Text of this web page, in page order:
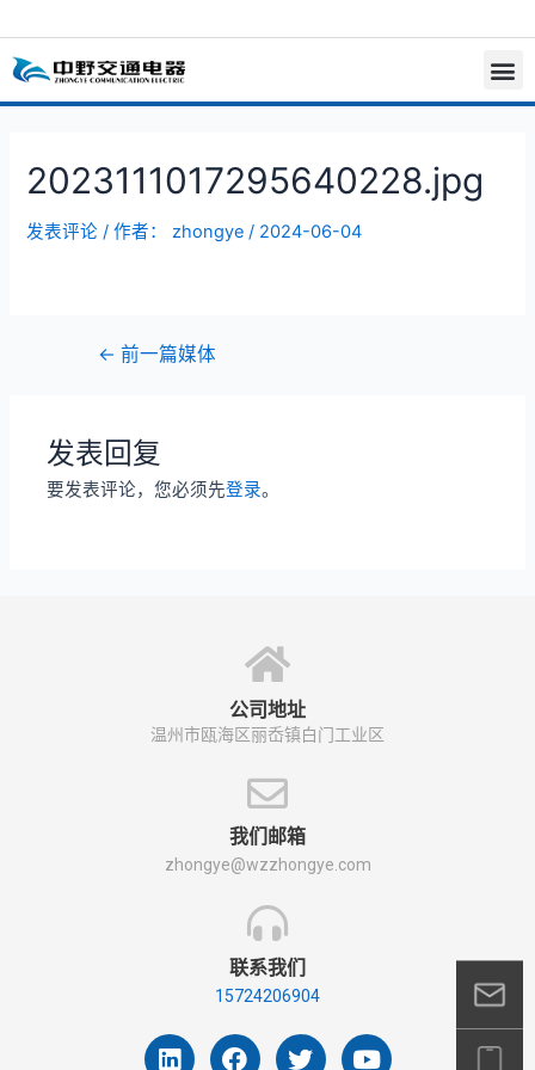
2023111017295640228.jpg
发表评论 / 作者： zhongye/ 2024-06-04
← 前一篇媒体
发表回复
要发表评论，您必须先登录。
公司地址
温州市瓯海区丽岙镇白门工业区
我们邮箱
zhongye@wzzhongye.com
联系我们
15724206904